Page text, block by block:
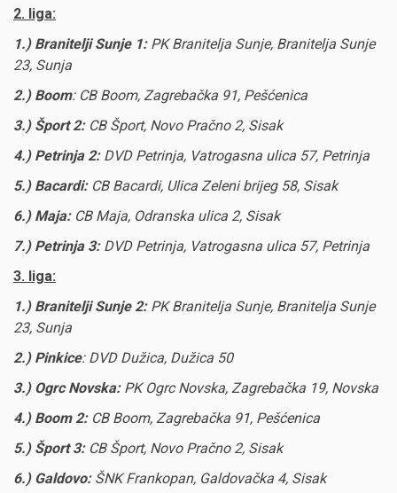
2. liga:
1.) Branitelji Sunje 1: PK Branitelja Sunje, Branitelja Sunje
23, Sunja
2.) Boom: CB Boom, Zagrebačka 91, Pešćenica
3.) Šport 2:CB Šport, Novo Pračno 2, Sisak
4.) Petrinja 2:DVD Petrinja, Vatrogasna ulica 57, Petrinja
5.) Bacardi: CB Bacardi, Ulica Zeleni brijeg 58, Sisak
6.) Maja: CB Maja, Odranska ulica 2, Sisak
7.) Petrinja 3:DVD Petrinja, Vatrogasna ulica 57, Petrinja
3. liga:
1.) Branitelji Sunje 2: PK Branitelja Sunje, Branitelja Sunje
23, Sunja
2.) Pinkice: DVD Dužica, Dužica 50
3.) Ogrc Novska:PK Ogrc Novska, Zagrebačka 19, Novska
4.) Boom 2: CB Boom, Zagrebačka 91, Pešćenica
5.) Šport 3:CB Šport, Novo Pračno 2, Sisak
6.) Galdovo:ŠNK Frankopan, Galdovačka 4, Sisak